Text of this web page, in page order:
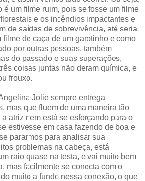
é um filme ruim, pois se fosse um filme
e os incêndios impactantes e
de saídas de sobrevivência, até seria
filme de caça de um garotinho e como
por outras pessoas, também
do passado e suas superações,
coisas juntas não deram química, e
frouxo.
Jolie sempre entrega
mas que fluem de uma maneira tão
atriz nem está se esforçando para o
estivesse em casa fazendo de boa e
pararmos para analisar sua
problemas na cabeça, está
raio quase na testa, e vai muito bem
mas facilmente se conecta com o
muito a fundo nessa conexão, o que